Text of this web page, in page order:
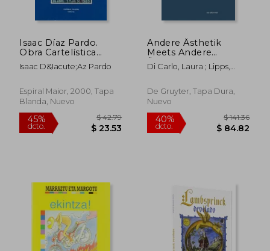
Isaac Díaz Pardo.
Obra Cartelística
(1936-1999) (en
Gallego)
Isaac D&Iacute;Az Pardo
Espiral Maior, 2000, Tapa
Blanda, Nuevo
Andere Ästhetik
Meets Andere
Ästhetik:
Visualisierungen Von
Alpen in Der
Frühneuzeitlichen
Alemán)
Di Carlo, Laura ; Lipps,
De Gruyter, Tapa Dura,
Nuevo